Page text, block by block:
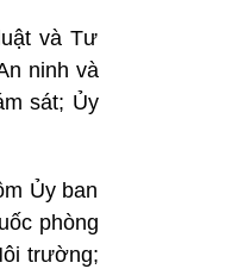
và Tư
ninh và
sát; Ủy
Ủy ban
phòng
trường;